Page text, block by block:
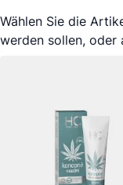
Wählen Sie die
werden sollen, oder